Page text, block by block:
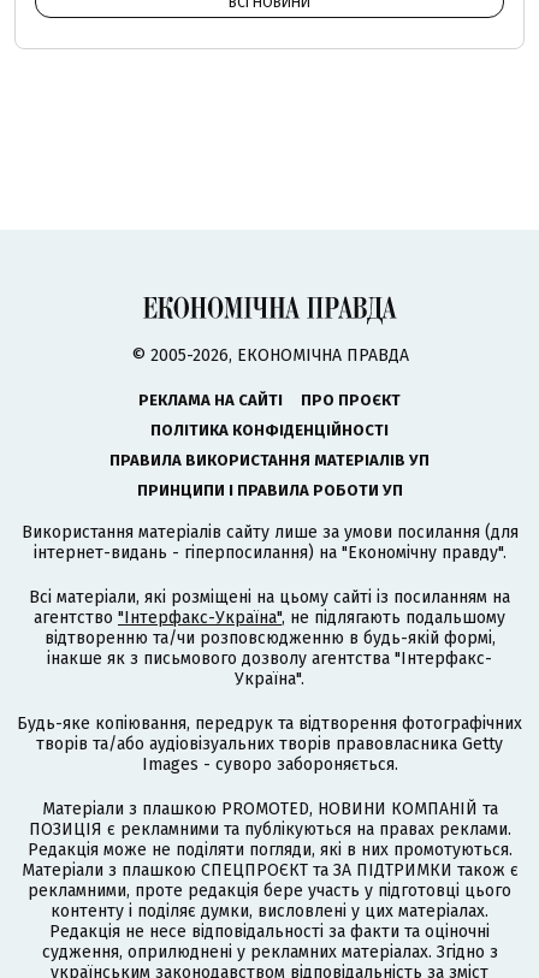
© 2005-2026, ЕКОНОМІЧНА ПРАВДА
РЕКЛАМА НА САЙТІ
ПРО ПРОЄКТ
ПОЛІТИКА КОНФІДЕНЦІЙНОСТІ
ПРАВИЛА ВИКОРИСТАННЯ МАТЕРІАЛІВ УП
ПРИНЦИПИ І ПРАВИЛА РОБОТИ УП
Використання матеріалів сайту лише за умови посилання (для
інтернет-видань - гіперпосилання) на "Економічну правду".
Всі матеріали, які розміщені на цьому сайті із посиланням на
агентство "Інтерфакс-Україна", не підлягають подальшому
відтворенню та/чи розповсюдженню в будь-якій формі,
інакше як з письмового дозволу агентства "Інтерфакс-
Україна".
Будь-яке копіювання, передрук та відтворення фотографічних
творів та/або аудіовізуальних творів правовласника Getty
Images - суворо забороняється.
Матеріали з плашкою PROMOTED, НОВИНИ КОМПАНІЙ та
ПОЗИЦІЯ є рекламними та публікуються на правах реклами.
Редакція може не поділяти погляди, які в них промотуються.
Матеріали з плашкою СПЕЦПРОЄКТ та ЗА ПІДТРИМКИ також є
рекламними, проте редакція бере участь у підготовці цього
контенту і поділяє думки, висловлені у цих матеріалах.
Редакція не несе відповідальності за факти та оціночні
судження, оприлюднені у рекламних матеріалах. Згідно з
українським законодавством відповідальність за зміст